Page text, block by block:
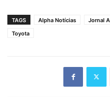
TAGS Alpha Notícias Jornal
Toyota